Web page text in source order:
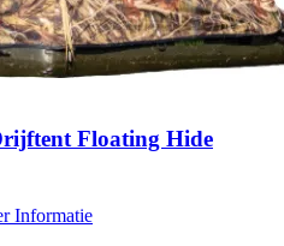
Floating Hide
Informatie